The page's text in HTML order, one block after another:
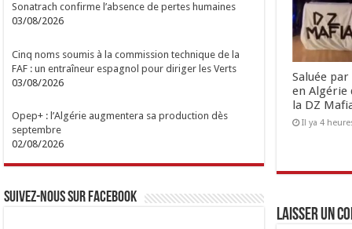
Saluée
en Algérie
la DZ
Il ya 4
Laisser un
Sonatrach confirme l’absence de pertes humaines
03/08/2026
Cinq noms soumis à la commission technique de la
FAF : un entraîneur espagnol pour diriger les Verts
03/08/2026
Opep+ : l’Algérie augmentera sa production dès
septembre
02/08/2026
Suivez-nous sur Facebook